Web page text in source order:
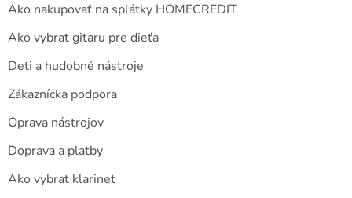
Ako nakupovať na splátky HOMECREDIT
Ako vybrať gitaru pre dieťa
Deti a hudobné nástroje
Zákaznícka podpora
Oprava nástrojov
Doprava a platby
Ako vybrať klarinet